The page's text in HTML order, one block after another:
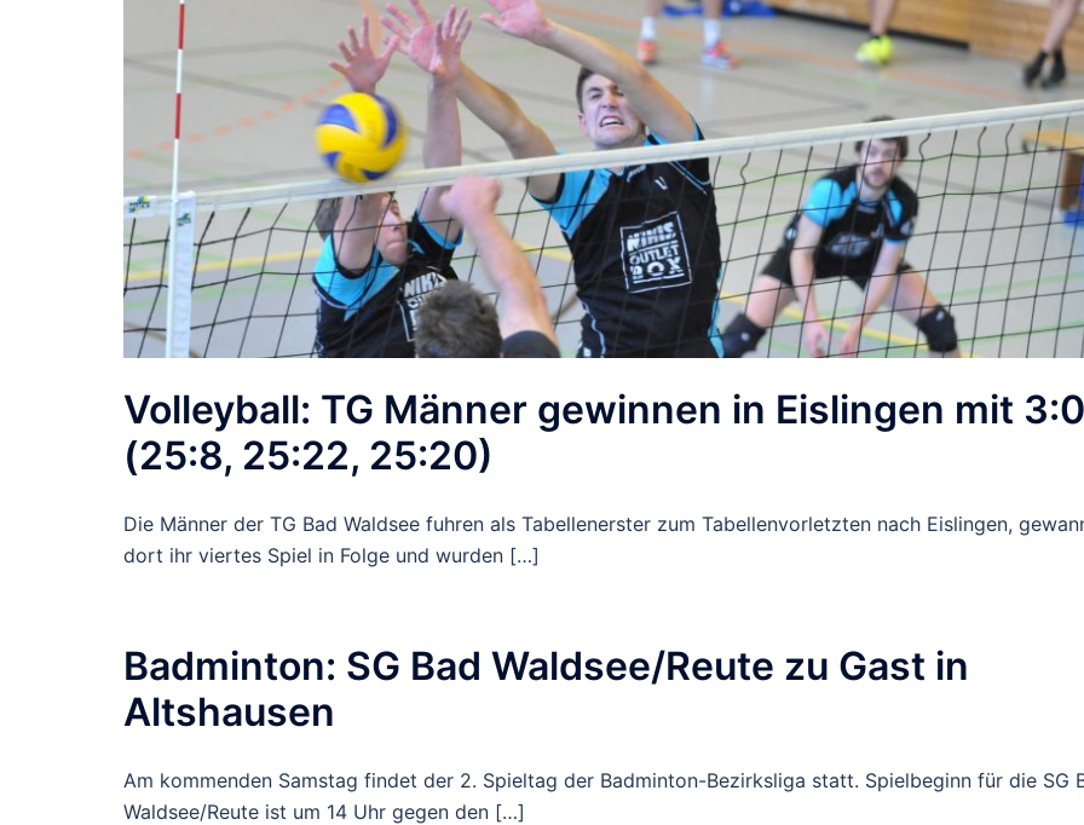
Volleyball: TG Männer gewinnen in Eislingen mit 3:0
(25:8, 25:22, 25:20)
Die Männer der TG Bad Waldsee fuhren als Tabellenerster zum Tabellenvorletzten nach Eislingen,
dort ihr viertes Spiel in Folge und wurden […]
Badminton: SG Bad Waldsee/Reute zu Gast in
Altshausen
Am kommenden Samstag findet der 2. Spieltag der Badminton-Bezirksliga statt. Spielbeginn für die SG
Waldsee/Reute ist um 14 Uhr gegen den […]